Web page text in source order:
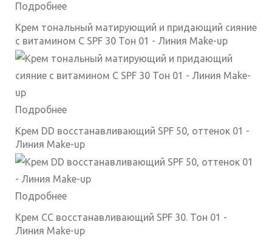
Подробнее
Крем тональный матирующий и придающий сияние
с витамином C SPF 30 Тон 01 - Линия Make-up
Подробнее
Крем DD восстанавливающий SPF 50, оттенок 01 -
Линия Make-up
Подробнее
Крем CC восстанавливающий SPF 30. Тон 01 -
Линия Make-up